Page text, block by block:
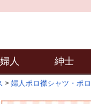
婦人 紳士
婦人ポロ襟シャツ・ポ